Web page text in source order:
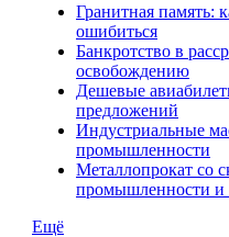
Гранитная память:
ошибиться
Банкротство в
освобождению
Дешевые
предложений
Индустриальные
промышленности
Металлопрокат со
промышленности и
Ещё